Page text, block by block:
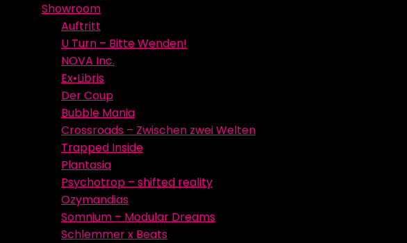
Showroom
Auftritt
U Turn – Bitte Wenden!
NOVA Inc.
Ex•Libris
Der Coup
Bubble Mania
Crossroads – Zwischen zwei Welten
Trapped Inside
Plantasia
Psychotrop – shifted reality
Ozymandias
Somnium – Modular Dreams
Schlemmer x Beats